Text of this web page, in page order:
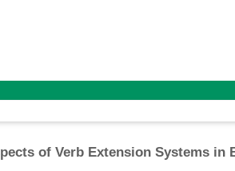
of Verb Extension Systems in